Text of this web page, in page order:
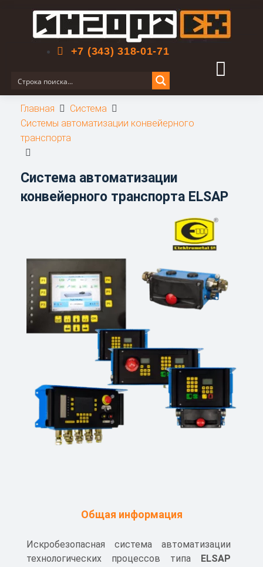
+7 (343) 318-01-71
Главная
Система
Системы автоматизации конвейерного
транспорта
Система автоматизации
конвейерного транспорта ELSAP
Общая информация
Искробезопасная система автоматизации
технологических процессов типа ELSAP
Поиск по сайту